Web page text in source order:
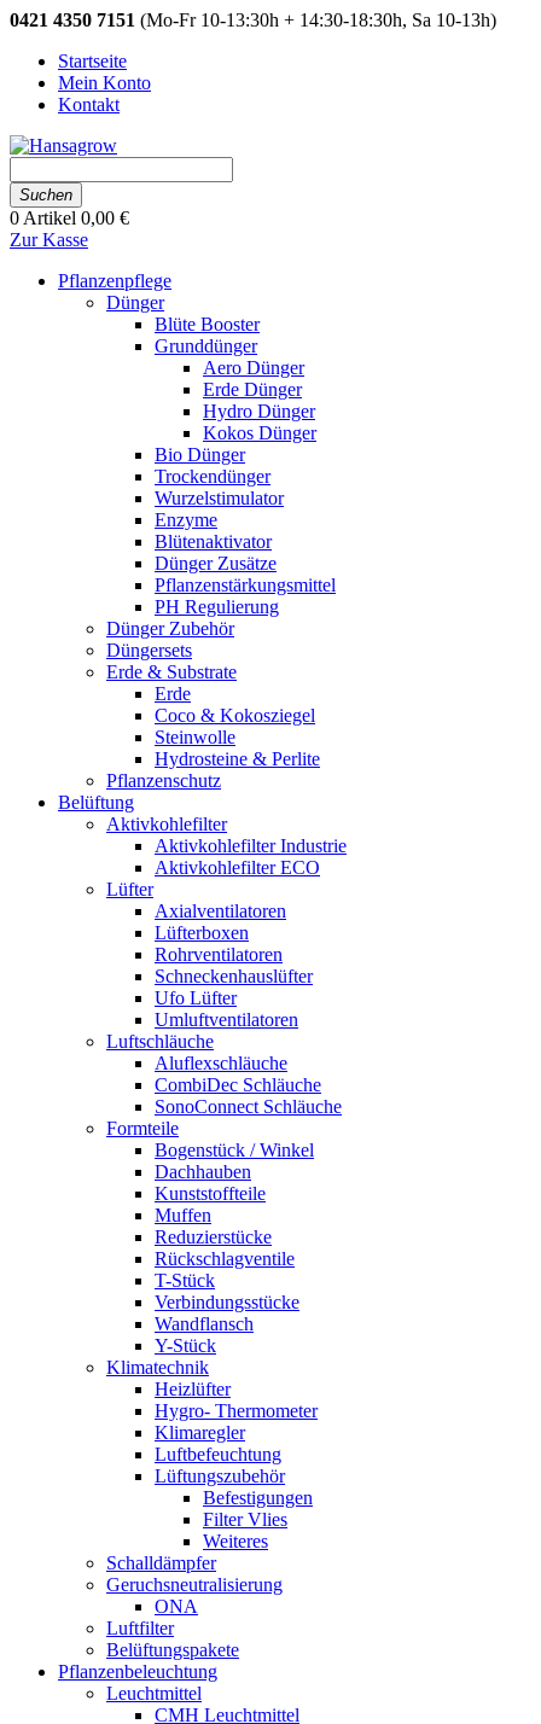
0421 4350 7151 (Mo-Fr 10-13:30h + 14:30-18:30h, Sa 10-13h)
Startseite
Mein Konto
Kontakt
Suchen
0 Artikel 0,00 €
Zur Kasse
Pflanzenpflege
Dünger
Blüte Booster
Grunddünger
Aero Dünger
Erde Dünger
Hydro Dünger
Kokos Dünger
Bio Dünger
Trockendünger
Wurzelstimulator
Enzyme
Blütenaktivator
Dünger Zusätze
Pflanzenstärkungsmittel
PH Regulierung
Dünger Zubehör
Düngersets
Erde & Substrate
Erde
Coco & Kokosziegel
Steinwolle
Hydrosteine & Perlite
Pflanzenschutz
Belüftung
Aktivkohlefilter
Aktivkohlefilter Industrie
Aktivkohlefilter ECO
Lüfter
Axialventilatoren
Lüfterboxen
Rohrventilatoren
Schneckenhauslüfter
Ufo Lüfter
Umluftventilatoren
Luftschläuche
Aluflexschläuche
CombiDec Schläuche
SonoConnect Schläuche
Formteile
Bogenstück / Winkel
Dachhauben
Kunststoffteile
Muffen
Reduzierstücke
Rückschlagventile
T-Stück
Verbindungsstücke
Wandflansch
Y-Stück
Klimatechnik
Heizlüfter
Hygro- Thermometer
Klimaregler
Luftbefeuchtung
Lüftungszubehör
Befestigungen
Filter Vlies
Weiteres
Schalldämpfer
Geruchsneutralisierung
ONA
Luftfilter
Belüftungspakete
Pflanzenbeleuchtung
Leuchtmittel
CMH Leuchtmittel